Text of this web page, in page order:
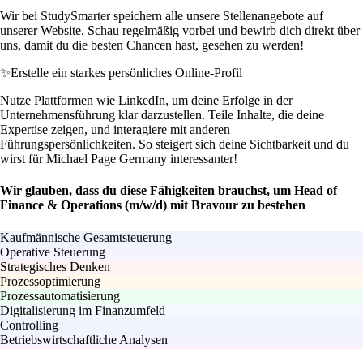
Wir bei StudySmarter speichern alle unsere Stellenangebote auf
unserer Website. Schau regelmäßig vorbei und bewirb dich direkt über
uns, damit du die besten Chancen hast, gesehen zu werden!
✨Erstelle ein starkes persönliches Online-Profil
Nutze Plattformen wie LinkedIn, um deine Erfolge in der
Unternehmensführung klar darzustellen. Teile Inhalte, die deine
Expertise zeigen, und interagiere mit anderen
Führungspersönlichkeiten. So steigert sich deine Sichtbarkeit und du
wirst für Michael Page Germany interessanter!
Wir glauben, dass du diese Fähigkeiten brauchst, um Head of
Finance & Operations (m/w/d) mit Bravour zu bestehen
Kaufmännische Gesamtsteuerung
Operative Steuerung
Strategisches Denken
Prozessoptimierung
Prozessautomatisierung
Digitalisierung im Finanzumfeld
Controlling
Betriebswirtschaftliche Analysen